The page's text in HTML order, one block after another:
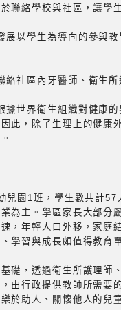
聯絡學校與社區，讓學
以學生為導向的參與
社區內牙醫師、衛生
世界衛生組織對健康
此，除了生理上的健康
兒園1班，學生數共計
為主。學區家長大部分
，年輕人口外移，家
學習與成長頗值得教育
礎，透過衛生所護理師
由行政提供教師所需要
於助人、關懷他人的兒